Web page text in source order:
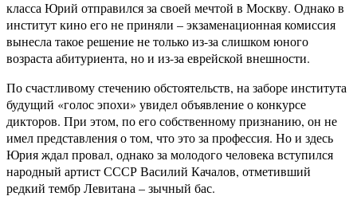
класса Юрий отправился за своей мечтой в Москву. Однако в
институт кино его не приняли – экзаменационная комиссия
вынесла такое решение не только из-за слишком юного
возраста абитуриента, но и из-за еврейской внешности.
По счастливому стечению обстоятельств, на заборе института
будущий «голос эпохи» увидел объявление о конкурсе
дикторов. При этом, по его собственному признанию, он не
имел представления о том, что это за профессия. Но и здесь
Юрия ждал провал, однако за молодого человека вступился
народный артист СССР Василий Качалов, отметивший
редкий тембр Левитана – зычный бас.